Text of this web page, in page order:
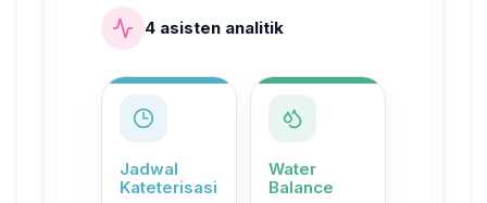
4 asisten analitik
Jadwal
Kateterisasi
Water
Balance